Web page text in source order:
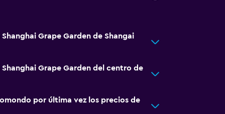
Grape Garden de Shangai
Grape Garden del centro de
por última vez los precios de